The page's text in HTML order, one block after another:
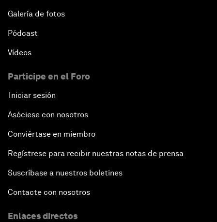
Galería de fotos
Pódcast
Vídeos
Participe en el Foro
Iniciar sesión
Asóciese con nosotros
Conviértase en miembro
Regístrese para recibir nuestras notas de prensa
Suscríbase a nuestros boletines
Contacte con nosotros
Enlaces directos